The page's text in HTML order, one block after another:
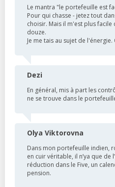
Le mantra "le portefeuille est
Pour qui chasse - jetez tout
choisir. Mais il m'est plus facile
douze.
Je me tais au sujet de
Dezi
En général, mis à part les
ne se trouve dans le
Olya Viktorovna
Dans mon portefeuille indien,
en cuir véritable, il n’ya que de
réduction dans le Five, un
pension.